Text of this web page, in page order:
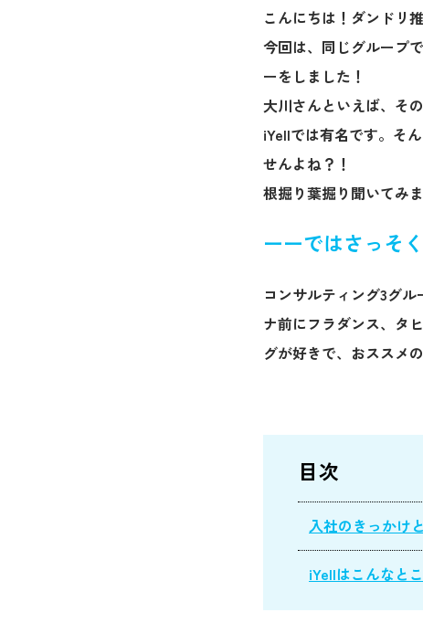
こんにちは！ダンドリ
今回は、同じグループ
ーをしました！
大川さんといえば、そ
iYellでは有名です。そ
せんよね？！
根掘り葉掘り聞いてみ
ーーではさっそ
コンサルティング3グ
ナ前にフラダンス、タ
グが好きで、おススメ
目次
入社のきっかけ
iYellはこんなと